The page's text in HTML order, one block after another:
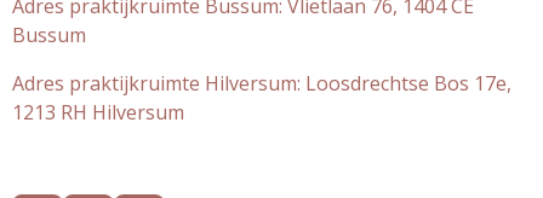
Adres praktijkruimte Bussum: Vlietlaan 76, 1404 CE
Bussum
Adres praktijkruimte Hilversum: Loosdrechtse Bos 17e,
1213 RH Hilversum